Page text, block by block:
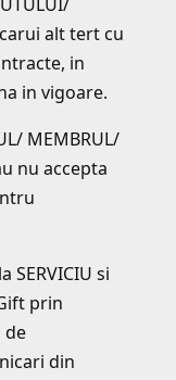
alt tert cu
in
in vigoare.
MEMBRUL/
nu accepta
SERVICIU si
prin
de
din